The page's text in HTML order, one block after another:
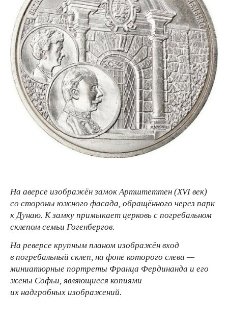
На аверсе изображён замок Артштеттен (XVI век)
со стороны южного фасада, обращённого через парк
к Дунаю. К замку примыкает церковь с погребальном
склепом семьи Гогенбергов.
На реверсе крупным планом изображён вход
в погребальный склеп, на фоне которого слева —
миниатюрные портреты Франца Фердинанда и его
жены Софьи, являющиеся копиями
их надгробных изображений.